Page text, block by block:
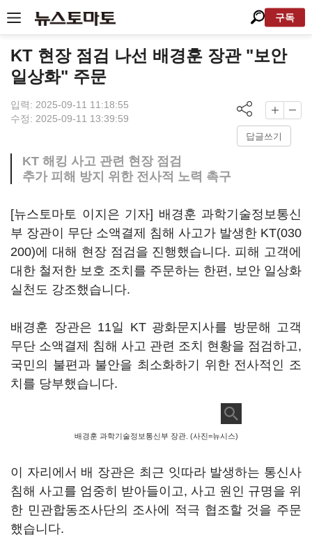
구독
KT 현장 점검 나선 배경훈 장관 "보안
일상화" 주문
입력: 2025-09-11 11:18:55
수정: 2025-09-11 13:39:59
답글쓰기
KT 해킹 사고 관련 현장 점검
추가 피해 방지 위한 전사적 노력 촉구
[뉴스토마토 이지은 기자] 배경훈 과학기술정보통신
부 장관이 무단 소액결제 침해 사고가 발생한 KT(030
200)에 대해 현장 점검을 진행했습니다. 피해 고객에
대한 철저한 보호 조치를 주문하는 한편, 보안 일상화
실천도 강조했습니다.
배경훈 장관은 11일 KT 광화문지사를 방문해 고객
무단 소액결제 침해 사고 관련 조치 현황을 점검하고,
국민의 불편과 불안을 최소화하기 위한 전사적인 조
치를 당부했습니다.
배경훈 과학기술정보통신부 장관. (사진=뉴시스)
이 자리에서 배 장관은 최근 잇따라 발생하는 통신사
침해 사고를 엄중히 받아들이고, 사고 원인 규명을 위
한 민관합동조사단의 조사에 적극 협조할 것을 주문
했습니다.